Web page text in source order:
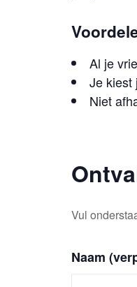
Al je
Je kiest
Niet
Vul
Naam